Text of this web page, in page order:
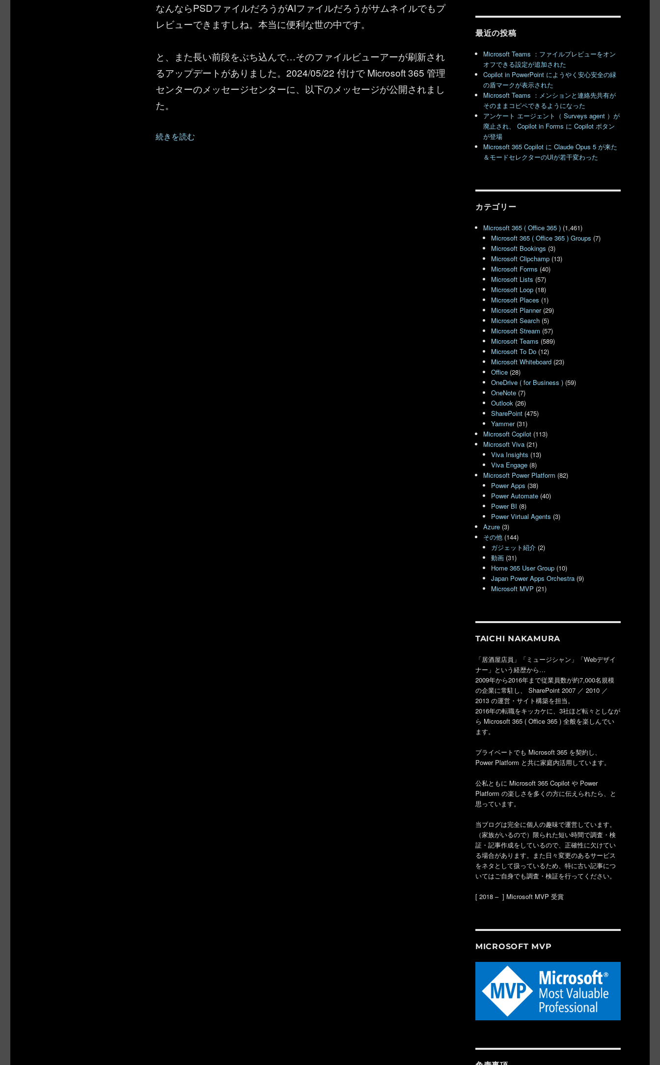
なんならPSDファイルだろうがAIファイルだろうがサムネイルでもプ
レビューできますしね。本当に便利な世の中です。
と、また長い前段をぶち込んで…そのファイルビューアーが刷新され
るアップデートがありました。2024/05/22 付けで Microsoft 365 管理
センターのメッセージセンターに、以下のメッセージが公開されまし
た。
“SharePoint ／ OneDrive for Business ：ファイルビューアーが刷新された” の
続きを読む
最近の投稿
Microsoft Teams ：ファイルプレビューをオン
オフできる設定が追加された
Copilot in PowerPoint にようやく安心安全の緑
の盾マークが表示された
Microsoft Teams ：メンションと連絡先共有が
そのままコピペできるようになった
アンケート エージェント（ Surveys agent ）が
廃止され、 Copilot in Forms に Copilot ボタン
が登場
Microsoft 365 Copilot に Claude Opus 5 が来た
＆モードセレクターのUIが若干変わった
カテゴリー
Microsoft 365 ( Office 365 ) (1,461)
Microsoft 365 ( Office 365 ) Groups (7)
Microsoft Bookings (3)
Microsoft Clipchamp (13)
Microsoft Forms (40)
Microsoft Lists (57)
Microsoft Loop (18)
Microsoft Places (1)
Microsoft Planner(29)
Microsoft Search (5)
Microsoft Stream (57)
Microsoft Teams (589)
Microsoft To Do (12)
Microsoft Whiteboard (23)
Office (28)
OneDrive ( for Business ) (59)
OneNote (7)
Outlook (26)
SharePoint (475)
Yammer(31)
Microsoft Copilot (113)
Microsoft Viva (21)
Viva Insights (13)
Viva Engage (8)
Microsoft Power Platform (82)
Power Apps (38)
Power Automate (40)
Power BI (8)
Power Virtual Agents (3)
Azure (3)
その他 (144)
ガジェット紹介 (2)
動画 (31)
Home 365 User Group (10)
Japan Power Apps Orchestra (9)
Microsoft MVP (21)
TAICHI NAKAMURA
「居酒屋店員」「ミュージシャン」「Webデザイ
ナー」という経歴から…
2009年から2016年まで従業員数が約7,000名規模
の企業に常駐し、 SharePoint 2007 ／ 2010 ／
2013 の運営・サイト構築を担当。
2016年の転職をキッカケに、3社ほど転々としなが
ら Microsoft 365 ( Office 365 ) 全般を楽しんでい
ます。
プライベートでも Microsoft 365 を契約し、
Power Platform と共に家庭内活用しています。
公私ともに Microsoft 365 Copilot や Power
Platform の楽しさを多くの方に伝えられたら、と
思っています。
当ブログは完全に個人の趣味で運営しています。
（家族がいるので）限られた短い時間で調査・検
証・記事作成をしているので、正確性に欠けてい
る場合があります。また日々変更のあるサービス
をネタとして扱っているため、特に古い記事につ
いてはご自身でも調査・検証を行ってください。
[ 2018 – ] Microsoft MVP 受賞
MICROSOFT MVP